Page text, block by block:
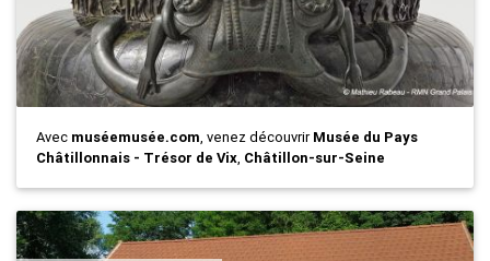
Avec muséemusée.com, venez découvrirMusée du Pays
Châtillonnais - Trésor de Vix, Châtillon-sur-Seine